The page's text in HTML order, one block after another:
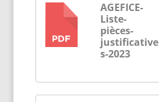
AGEFICE-
Liste-
pièces-
justificative
s-2023